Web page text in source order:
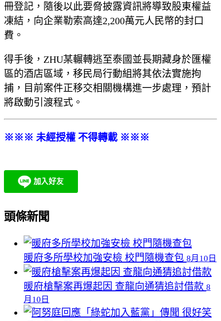
冊登記，隨後以此要脅披露資訊將導致股東權益
凍結，向企業勒索高達2,200萬元人民幣的封口
費。
得手後，ZHU某輾轉逃至泰國並長期藏身於匯權
區的酒店區域，移民局行動組將其依法實施拘
捕，目前案件正移交相關機構進一步處理，預計
將啟動引渡程式。
※※※ 未經授權 不得轉載 ※※※
頭條新聞
暖府多所學校加強安檢 校門隨機查包 8月10日
暖府槍擊案再爆起因 查龍向通猜追討借款 8
月10日